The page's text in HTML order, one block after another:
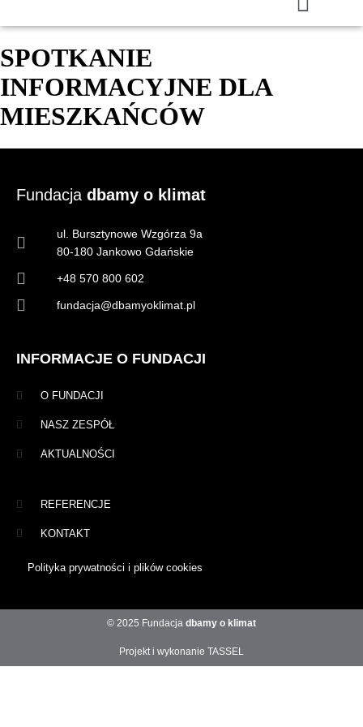
SPOTKANIE
INFORMACYJNE DLA
MIESZKAŃCÓW
Fundacja dbamy o klimat
ul. Bursztynowe Wzgórza 9a
80-180 Jankowo Gdańskie
+48 570 800 602
fundacja@dbamyoklimat.pl
INFORMACJE O FUNDACJI
O FUNDACJI
NASZ ZESPÓŁ
AKTUALNOŚCI
REFERENCJE
KONTAKT
Polityka prywatności i plików cookies
© 2025 Fundacja dbamy o klimat
Projekt i wykonanie TASSEL